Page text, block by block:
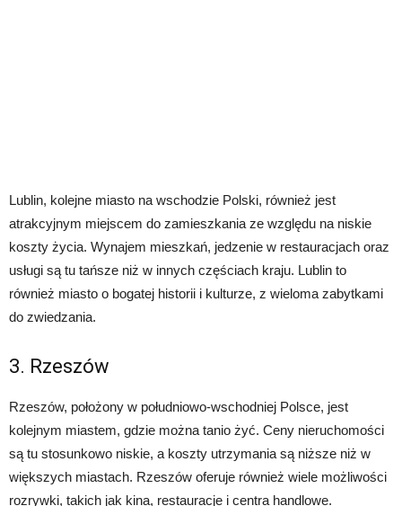
Lublin, kolejne miasto na wschodzie Polski, również jest
atrakcyjnym miejscem do zamieszkania ze względu na niskie
koszty życia. Wynajem mieszkań, jedzenie w restauracjach oraz
usługi są tu tańsze niż w innych częściach kraju. Lublin to
również miasto o bogatej historii i kulturze, z wieloma zabytkami
do zwiedzania.
3. Rzeszów
Rzeszów, położony w południowo-wschodniej Polsce, jest
kolejnym miastem, gdzie można tanio żyć. Ceny nieruchomości
są tu stosunkowo niskie, a koszty utrzymania są niższe niż w
większych miastach. Rzeszów oferuje również wiele możliwości
rozrywki, takich jak kina, restauracje i centra handlowe.